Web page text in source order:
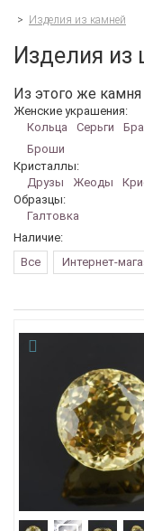
> Изделия из камней
Изделия из
Из этого же камня
Женские украшения:
Кольца
Серьги
Броши
Кристаллы:
Друзы
Жеоды
Образцы:
Галтовка
Наличие:
Все
Интернет-